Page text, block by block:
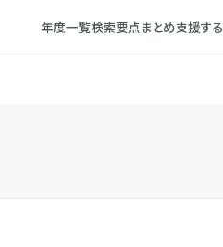
年度一覧検索要点まとめ支援する